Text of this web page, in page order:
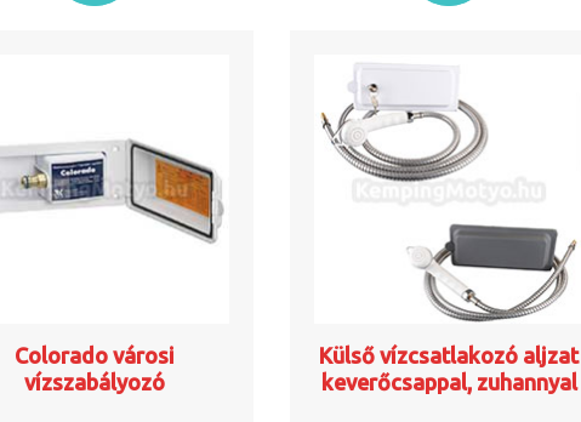
Colorado városi
vízszabályozó
Külső vízcsatlakozó aljzat
keverőcsappal, zuhannyal